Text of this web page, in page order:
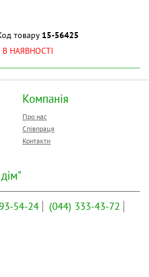
товару 15-56425
НАЯВНОСТІ
Компанія
Про нас
Співпраця
Контакти
54-24 (044) 333-43-72